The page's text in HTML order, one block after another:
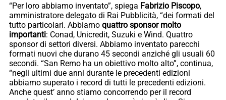
“Per loro abbiamo inventato”, spiega Fabrizio Piscopo,
amministratore delegato di Rai Pubblicità, “dei formati del
tutto particolari. Abbiamo quattro sponsor molto
importanti: Conad, Unicredit, Suzuki e Wind. Quattro
sponsor di settori diversi. Abbiamo inventato parecchi
formati nuovi che durano 45 secondi anziché gli usuali 60
secondi. “San Remo ha un obiettivo molto alto”, continua,
“negli ultimi due anni durante le precedenti edizioni
abbiamo superato i record di tutti le precedenti edizioni.
Anche quest’ anno stiamo concorrendo per il record